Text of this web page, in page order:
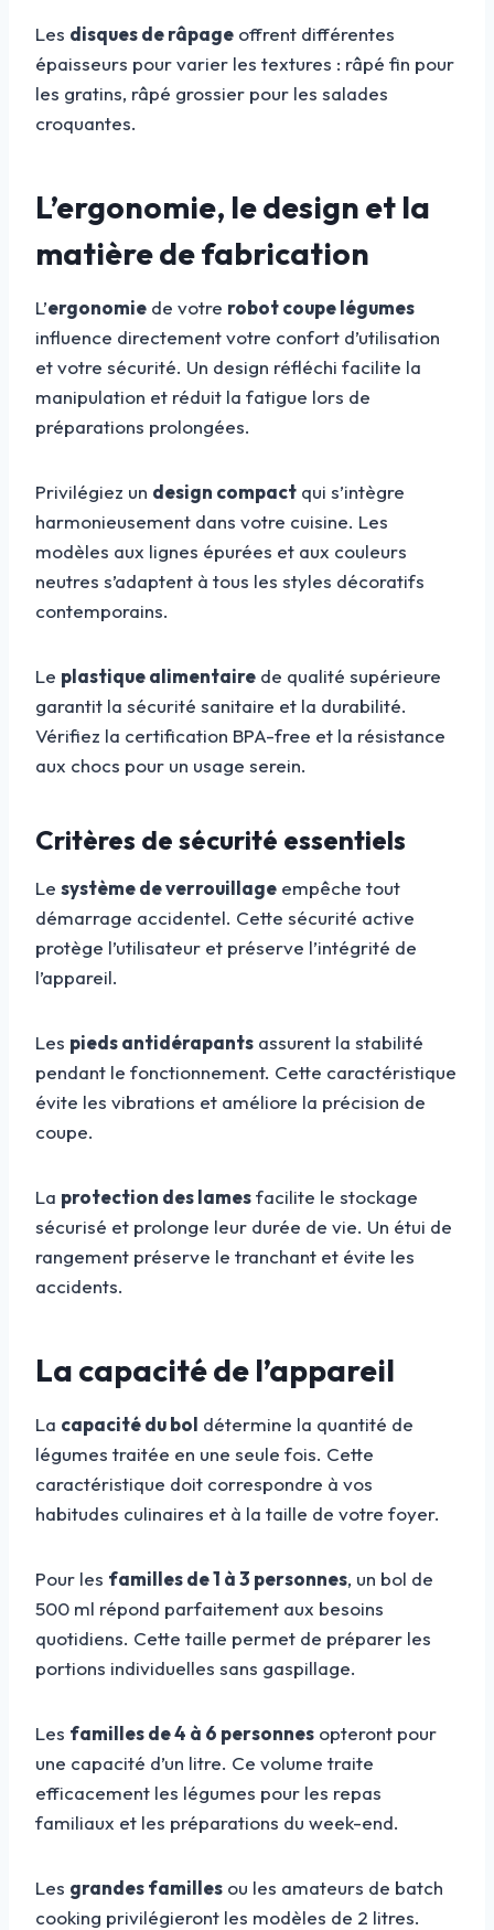
Les disques de râpage offrent différentes
épaisseurs pour varier les textures : râpé fin pour
les gratins, râpé grossier pour les salades
croquantes.
L’ergonomie, le design et la
matière de fabrication
L’ergonomie de votre robot coupe légumes
influence directement votre confort d’utilisation
et votre sécurité. Un design réfléchi facilite la
manipulation et réduit la fatigue lors de
préparations prolongées.
Privilégiez un design compact qui s’intègre
harmonieusement dans votre cuisine. Les
modèles aux lignes épurées et aux couleurs
neutres s’adaptent à tous les styles décoratifs
contemporains.
Le plastique alimentaire de qualité supérieure
garantit la sécurité sanitaire et la durabilité.
Vérifiez la certification BPA-free et la résistance
aux chocs pour un usage serein.
Critères de sécurité essentiels
Le système de verrouillage empêche tout
démarrage accidentel. Cette sécurité active
protège l’utilisateur et préserve l’intégrité de
l’appareil.
Les pieds antidérapants assurent la stabilité
pendant le fonctionnement. Cette caractéristique
évite les vibrations et améliore la précision de
coupe.
La protection des lamesfacilite le stockage
sécurisé et prolonge leur durée de vie. Un étui de
rangement préserve le tranchant et évite les
accidents.
La capacité de l’appareil
La capacité du bol détermine la quantité de
légumes traitée en une seule fois. Cette
caractéristique doit correspondre à vos
habitudes culinaires et à la taille de votre foyer.
Pour les familles de 1 à 3 personnes, un bol de
500 ml répond parfaitement aux besoins
quotidiens. Cette taille permet de préparer les
portions individuelles sans gaspillage.
Les familles de 4 à 6 personnes opteront pour
une capacité d’un litre. Ce volume traite
efficacement les légumes pour les repas
familiaux et les préparations du week-end.
Les grandes familles ou les amateurs de batch
cooking privilégieront les modèles de 2 litres.